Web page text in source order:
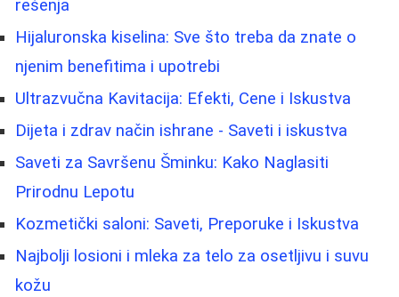
rešenja
Hijaluronska kiselina: Sve što treba da znate o
njenim benefitima i upotrebi
Ultrazvučna Kavitacija: Efekti, Cene i Iskustva
Dijeta i zdrav način ishrane - Saveti i iskustva
Saveti za Savršenu Šminku: Kako Naglasiti
Prirodnu Lepotu
Kozmetički saloni: Saveti, Preporuke i Iskustva
Najbolji losioni i mleka za telo za osetljivu i suvu
kožu